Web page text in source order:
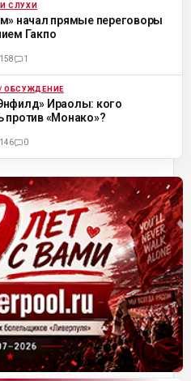
СЛУХИ
начал прямые переговоры
Гакпо
158 1
ОБСУЖДЕНИЕ
Ираолы: кого
против «Монако»?
146 0